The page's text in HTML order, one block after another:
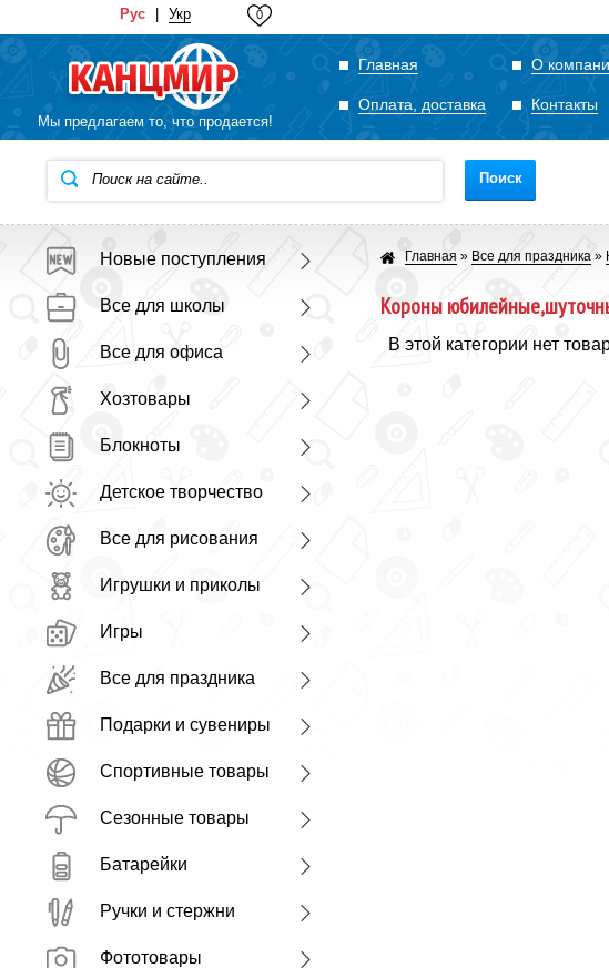
Рус Укр 0
Мы предлагаем то, что продается!
Главная О
Оплата, доставка Контакты
Поиск
Новые поступления
Все для школы
Все для офиса
Хозтовары
Блокноты
Детское творчество
Все для рисования
Игрушки и приколы
Игры
Все для праздника
Подарки и сувениры
Спортивные товары
Сезонные товары
Батарейки
Ручки и стержни
Фототовары
Главная » Все для праздника »
Короны
В этой категории нет